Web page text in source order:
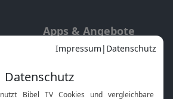
Apps & Angebote
Mobile App